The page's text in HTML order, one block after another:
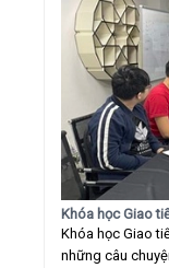
Khóa học Giao
Khóa học Giao
những câu